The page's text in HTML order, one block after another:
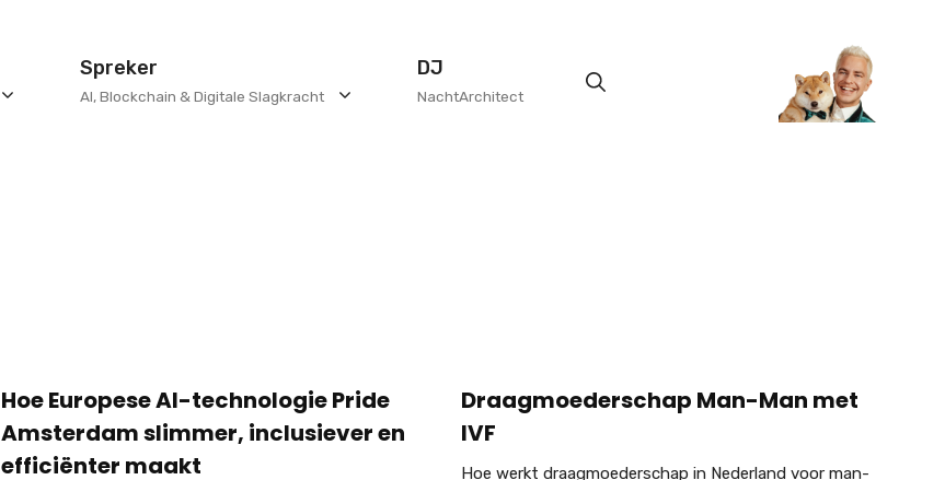
Spreker
AI, Blockchain & Digitale Slagkracht
DJ
NachtArchitect
Hoe Europese AI-technologie Pride
Amsterdam slimmer, inclusiever en
efficiënter maakt
Draagmoederschap Man-Man met
IVF
Hoe werkt draagmoederschap in Nederland voor man-